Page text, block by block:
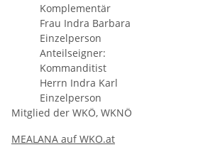
Komplementär
Frau Indra Barbara
Einzelperson
Anteilseigner:
Kommanditist
Herrn Indra Karl
Einzelperson
Mitglied der WKÖ, WKNÖ
MEALANA auf WKO.at